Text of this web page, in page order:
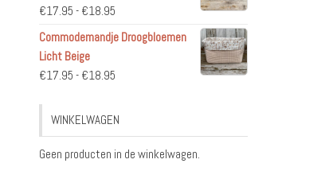
€17.95 - €18.95Prijsklasse:
€17.95
€18.95
Commodemandje Droogbloemen
Licht Beige
€17.95 - €18.95Prijsklasse:
tot
WINKELWAGEN
Geen producten in de winkelwagen.